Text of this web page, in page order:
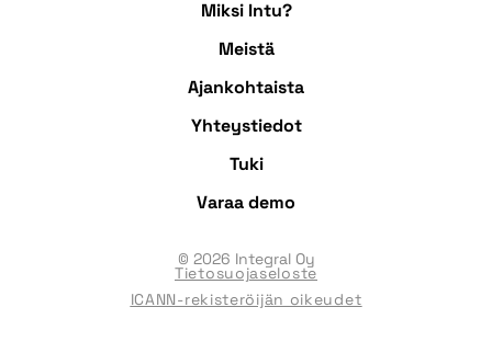
Miksi Intu?
Meistä
Ajankohtaista
Yhteystiedot
Tuki
Varaa demo
© 2026 Integral Oy
Tietosuojaseloste
ICANN-rekisteröijän oikeudet